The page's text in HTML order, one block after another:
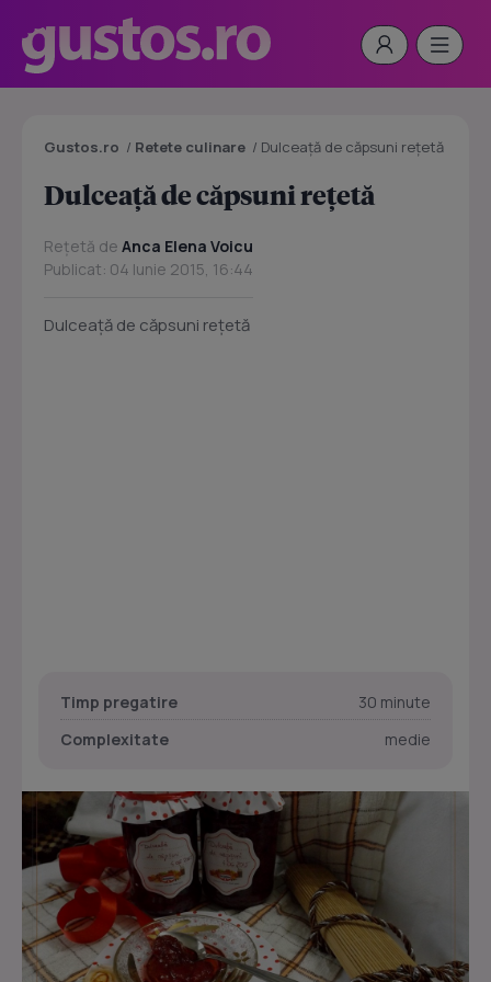
Gustos.ro / Retete culinare / Dulceaţă de căpsuni reţetă
Dulceaţă de căpsuni reţetă
Rețetă de Anca Elena Voicu
Publicat: 04 Iunie 2015, 16:44
Dulceaţă de căpsuni reţetă
Timp pregatire
30 minute
Complexitate
medie